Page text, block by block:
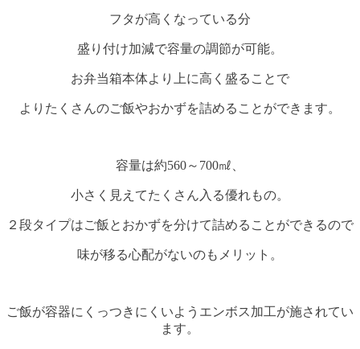
フタが高くなっている分
盛り付け加減で容量の調節が可能。
お弁当箱本体より上に高く盛ることで
よりたくさんのご飯やおかずを詰めることができます。
容量は約560～700㎖、
小さく見えてたくさん入る優れもの。
２段タイプはご飯とおかずを分けて詰めることができるので
味が移る心配がないのもメリット。
ご飯が容器にくっつきにくいようエンボス加工が施されてい
ます。